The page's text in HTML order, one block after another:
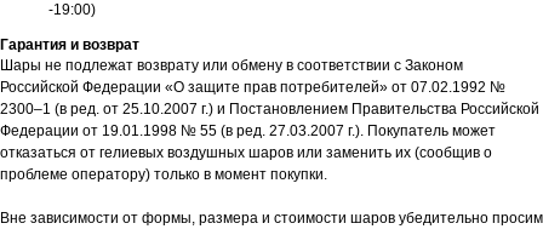
-19:00)
Гарантия и возврат
Шары не подлежат возврату или обмену в соответствии с Законом
Российской Федерации «О защите прав потребителей» от 07.02.1992 №
2300–1 (в ред. от 25.10.2007 г.) и Постановлением Правительства Российской
Федерации от 19.01.1998 № 55 (в ред. 27.03.2007 г.). Покупатель может
отказаться от гелиевых воздушных шаров или заменить их (сообщив о
проблеме оператору) только в момент покупки.
Вне зависимости от формы, размера и стоимости шаров убедительно просим